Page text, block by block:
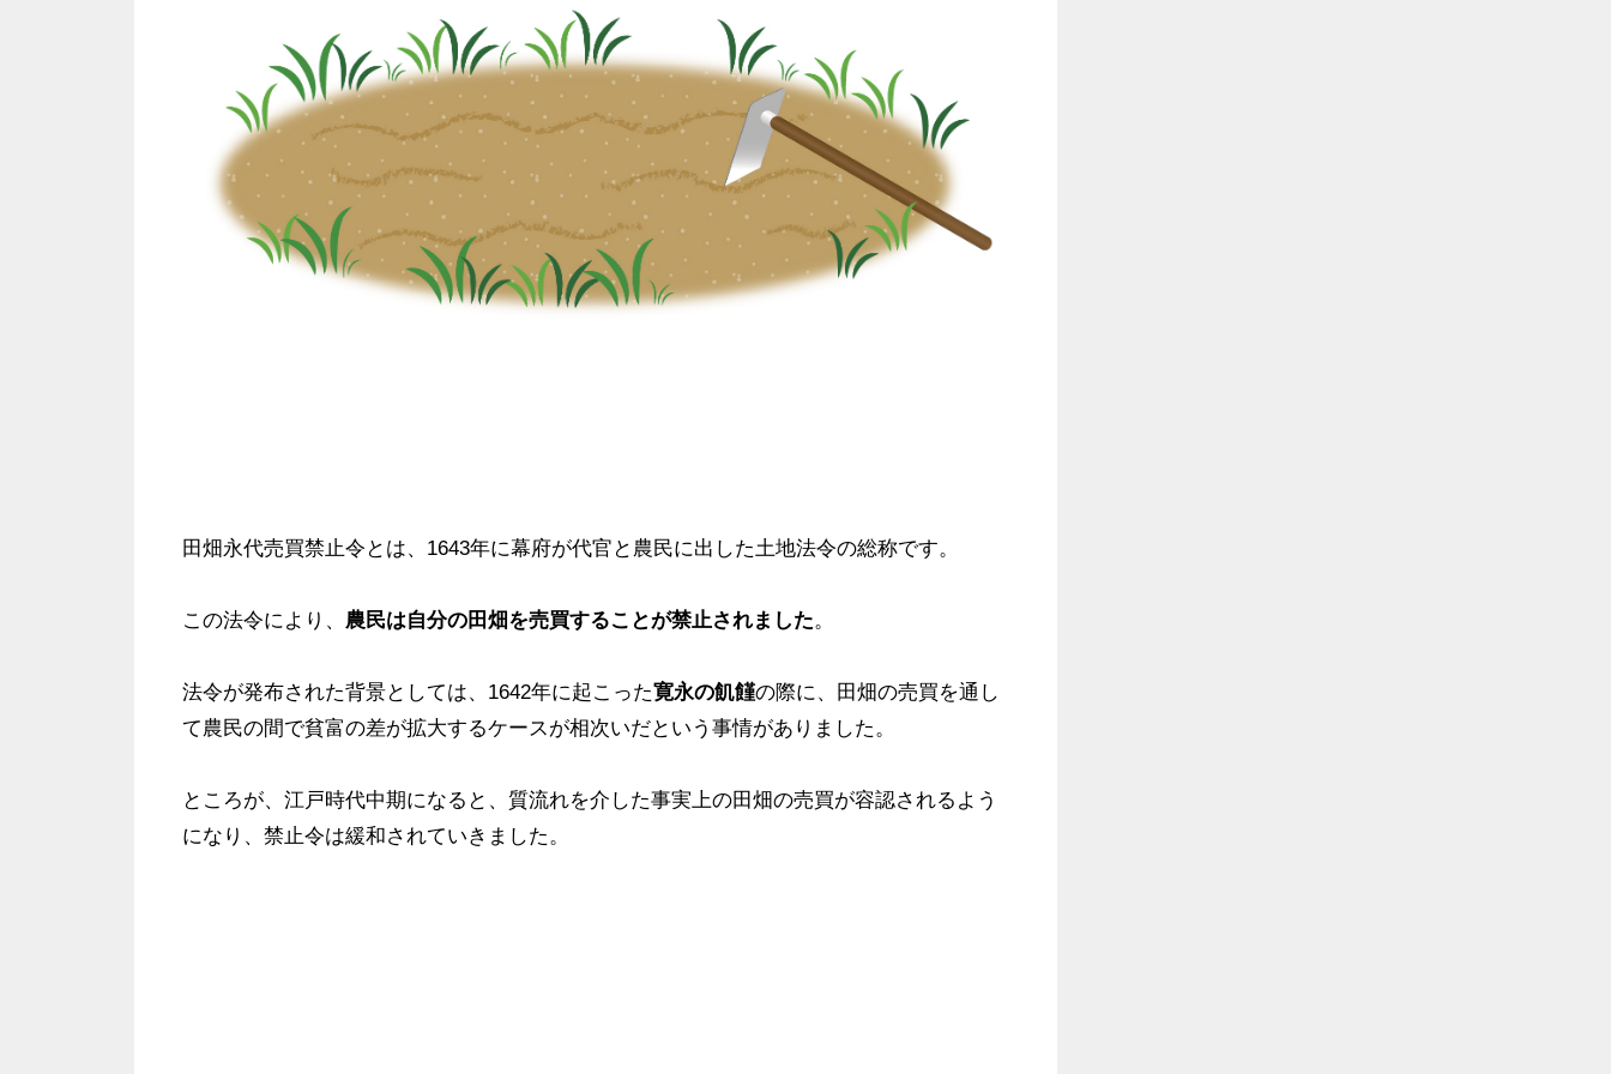
田畑永代売買禁止令とは、1643年に幕府が代官と農民に出した土地法令の総称です。
この法令により、 農民は自分の田畑を売買することが禁止されました
法令が発布された背景としては、1642年に起こった寛永の飢饉の際に、田畑の売買を通し
て農民の間で貧富の差が拡大するケースが相次いだという事情がありました。
ところが、江戸時代中期になると、質流れを介した事実上の田畑の売買が容認されるよう
になり、禁止令は緩和されていきました。